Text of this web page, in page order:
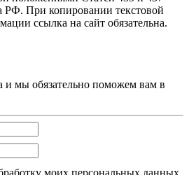
РФ. При копировании текстовой
ссылка на сайт обязательна.
и мы обязательно поможем вам в
моих персональных данных